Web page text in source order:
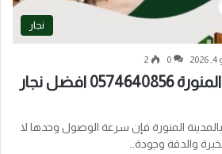
نجار
0
2
نجار سريع بالمدينة المنورة 0574640856 افضل نجار
المنورة فإن سرعة الوصول وحدها لا
والدقة وجودة…